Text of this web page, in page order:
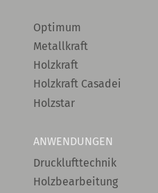
Optimum
Metallkraft
Holzkraft
Holzkraft Casadei
Holzstar
ANWENDUNGEN
Drucklufttechnik
Holzbearbeitung